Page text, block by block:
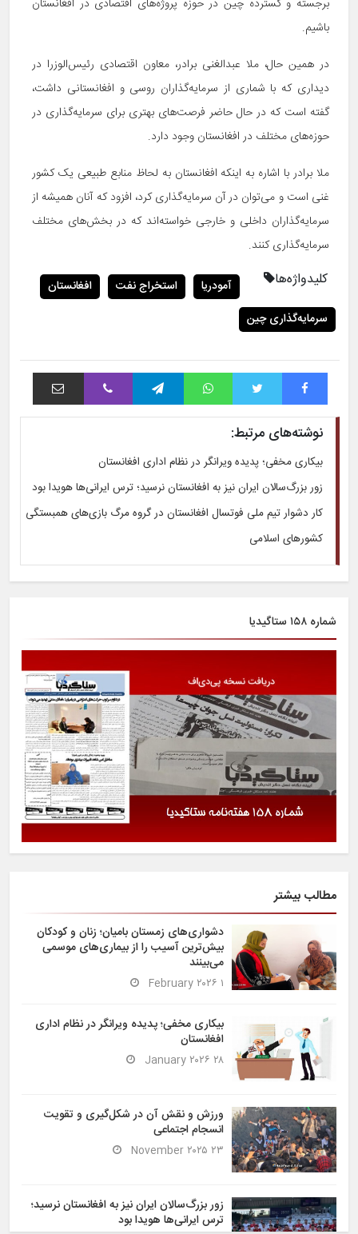
باشیم.
در همین حال، ملا عبدالغنی برادر، معاون اقتصادی رئیس‌الوزرا در
دیداری که با شماری از سرمایه‌گذاران روسی و افغانستانی داشت،
گفته است که در حال حاضر فرصت‌های بهتری برای سرمایه‌گذاری در
حوزه‌های مختلف در افغانستان وجود دارد.
ملا برادر با اشاره به اینکه افغانستان به لحاظ منابع طبیعی یک کشور
غنی است و می‌توان در آن سرمایه‌گذاری کرد، افزود که آنان همیشه از
سرمایه‌گذاران داخلی و خارجی خواسته‌اند که در بخش‌های مختلف
سرمایه‌گذاری کنند.
کلیدواژه‌ها آمودریا استخراج نفت
افغانستان
سرمایه‌گذاری چین
فیس بوک توییتر واتس آپ تلگرام وایبر اشتراک با ایمیل
نوشته‌های مرتبط:
بیکاری مخفی؛ پدیده ویرانگر در نظام اداری افغانستان
زور بزرگ‌سالان ایران نیز به افغانستان نرسید؛ ترس ایرانی‌ها هویدا بود
کار دشوار تیم ملی فوتسال افغانستان در گروه مرگ بازی‌های همبستگی
کشورهای اسلامی
شماره ۱۵۸ ستاگیدیا
مطالب بیشتر
دشواری‌های زمستان بامیان؛ زنان و کودکان
بیش‌ترین آسیب را از بیماری‌های موسمی
می‌بینند
۱ February ۲۰۲۶
بیکاری مخفی؛ پدیده ویرانگر در نظام اداری
افغانستان
۲۸ January ۲۰۲۶
ورزش و نقش آن در شکل‌گیری و تقویت
انسجام اجتماعی
۲۳ November ۲۰۲۵
زور بزرگ‌سالان ایران نیز به افغانستان نرسید؛
ترس ایرانی‌ها هویدا بود